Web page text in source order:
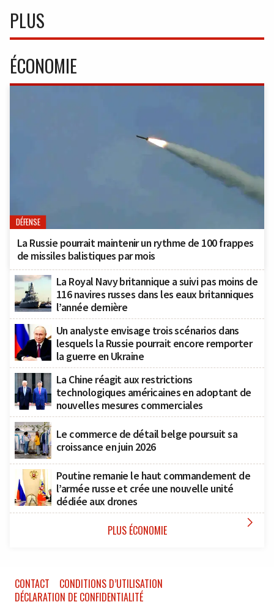
PLUS
ÉCONOMIE
DÉFENSE
La Russie pourrait maintenir un rythme de 100 frappes
de missiles balistiques par mois
La Royal Navy britannique a suivi pas moins de
116 navires russes dans les eaux britanniques
l’année dernière
Un analyste envisage trois scénarios dans
lesquels la Russie pourrait encore remporter
la guerre en Ukraine
La Chine réagit aux restrictions
technologiques américaines en adoptant de
nouvelles mesures commerciales
Le commerce de détail belge poursuit sa
croissance en juin 2026
Poutine remanie le haut commandement de
l’armée russe et crée une nouvelle unité
dédiée aux drones
PLUS ÉCONOMIE 
CONTACT
CONDITIONS D’UTILISATION
DÉCLARATION DE CONFIDENTIALITÉ